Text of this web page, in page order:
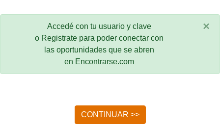
Accedé con tu usuario y clave
o Registrate para poder conectar con
las oportunidades que se abren
en Encontrarse.com
×
CONTINUAR >>